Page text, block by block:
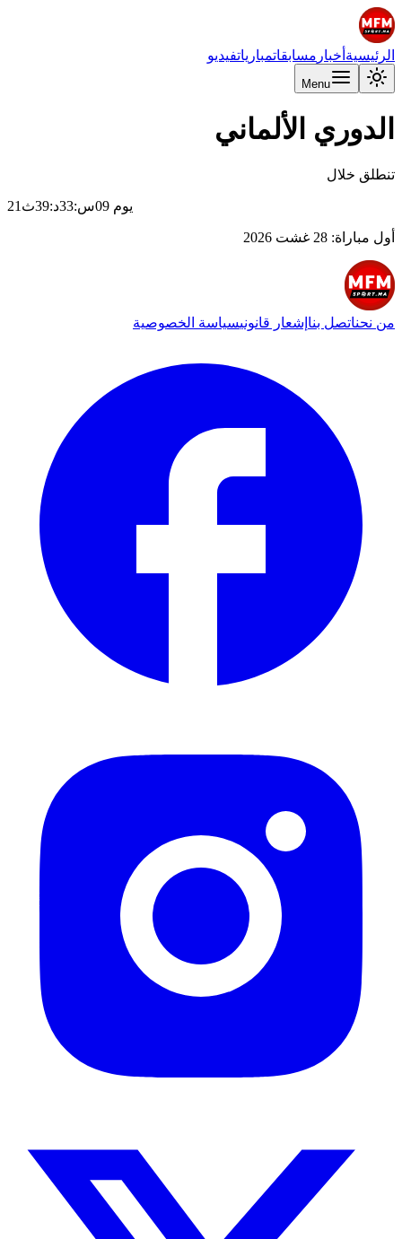
الرئيسية أخبار مسابقاتمبارياتفيديو
Menu
الدوري الألماني
تنطلق خلال
21 يوم 09س:
33د:
39ث
أول مباراة: 28 غشت 2026
من نحناتصل بنا إشعار قانونيسياسة الخصوصية